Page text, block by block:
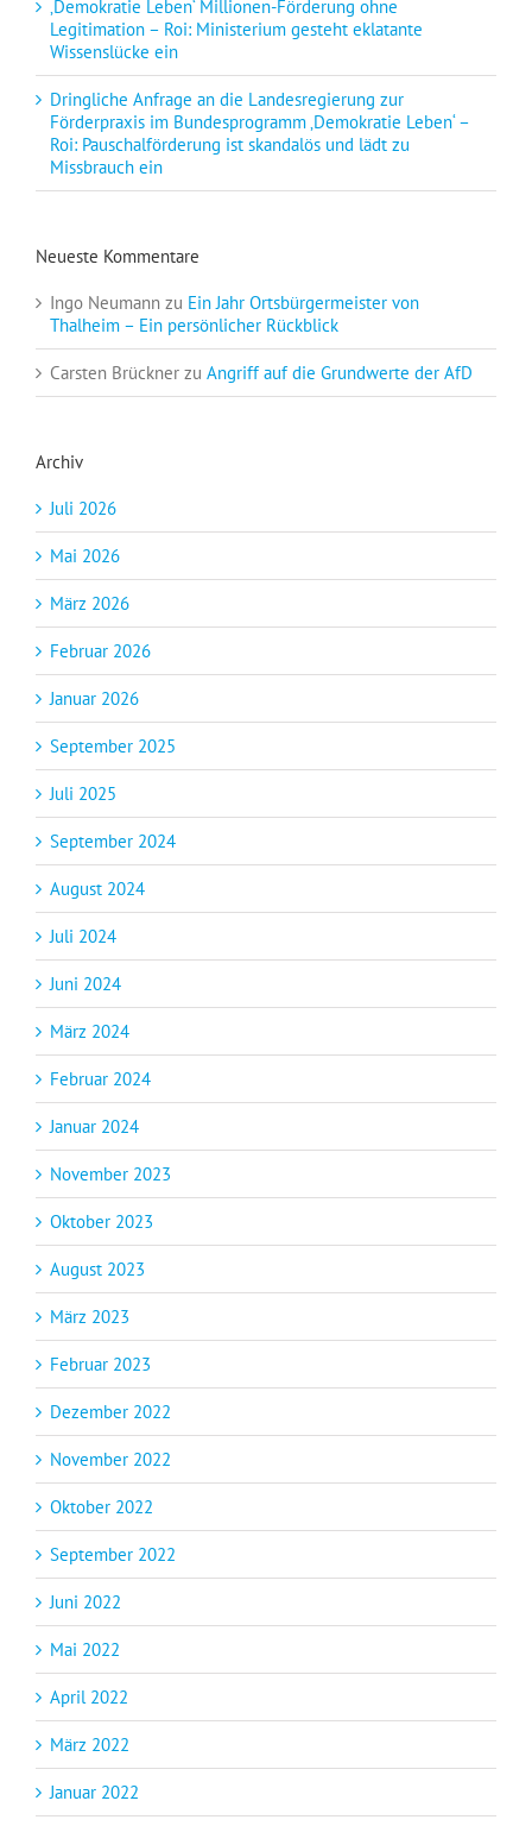
‚Demokratie Leben‘ Millionen-Förderung ohne
Legitimation – Roi: Ministerium gesteht eklatante
Wissenslücke ein
Dringliche Anfrage an die Landesregierung zur
Förderpraxis im Bundesprogramm ‚Demokratie Leben‘ –
Roi: Pauschalförderung ist skandalös und lädt zu
Missbrauch ein
Neueste Kommentare
Ingo Neumann zu Ein Jahr Ortsbürgermeister von
Thalheim – Ein persönlicher Rückblick
Carsten Brückner zu Angriff auf die Grundwerte der AfD
Archiv
Juli 2026
Mai 2026
März 2026
Februar 2026
Januar 2026
September 2025
Juli 2025
September 2024
August 2024
Juli 2024
Juni 2024
März 2024
Februar 2024
Januar 2024
November 2023
Oktober 2023
August 2023
März 2023
Februar 2023
Dezember 2022
November 2022
Oktober 2022
September 2022
Juni 2022
Mai 2022
April 2022
März 2022
Januar 2022